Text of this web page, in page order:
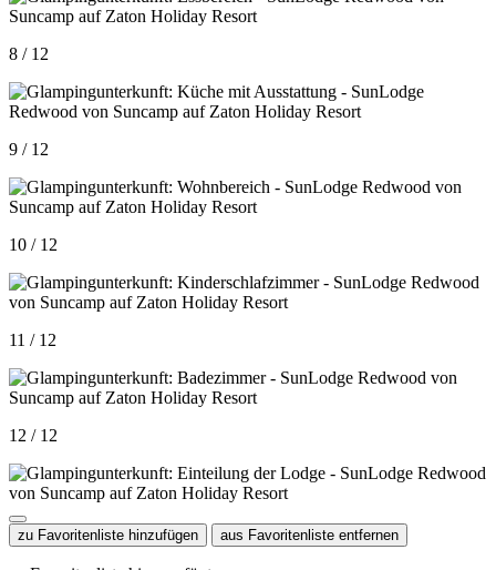
8 / 12
9 / 12
10 / 12
11 / 12
12 / 12
zu Favoritenliste hinzufügen aus Favoritenliste entfernen